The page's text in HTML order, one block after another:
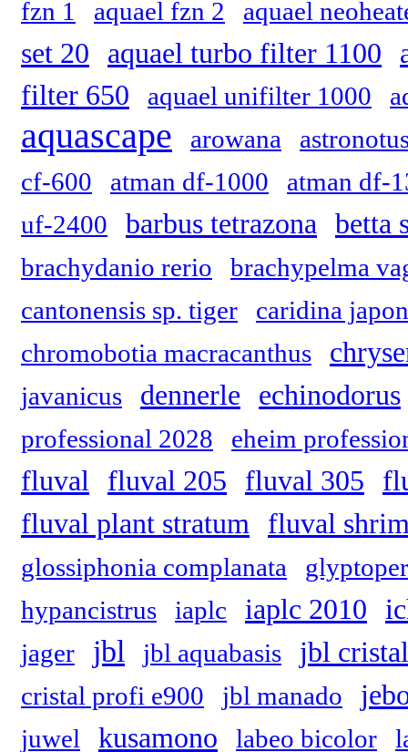
fzn 1
aquael fzn 2 aquael
set 20 aquael turbo filter 1100
filter 650
aquael unifilter 1000
aquascape arowana
cf-600
atman df-1000
atman df-
uf-2400
barbus tetrazona betta
brachydanio rerio
brachypelma
cantonensis sp. tiger
caridina
chromobotia macracanthus
javanicus dennerle echinodorus
professional 2028 eheim
fluval fluval 205 fluval 305
fluval plant stratum fluval
glossiphonia complanata
hypancistrus
iaplc iaplc 2010
jager jbl jbl aquabasis jbl
cristal profi e900 jbl manado
juwel kusamono labeo bicolor